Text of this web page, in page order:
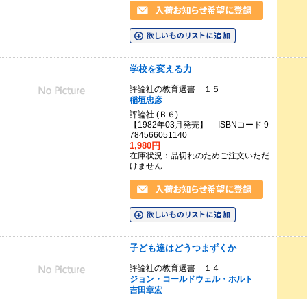
学校を変える力
評論社の教育選書 １５
稲垣忠彦
評論社 (Ｂ６)
【1982年03月発売】 ISBNコード 9
784566051140
1,980円
在庫状況：品切れのためご注文いただ
けません
子ども達はどうつまずくか
評論社の教育選書 １４
ジョン・コールドウェル・ホルト
吉田章宏